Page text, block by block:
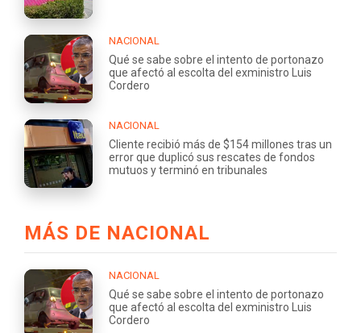
NACIONAL
Qué se sabe sobre el intento de portonazo
que afectó al escolta del exministro Luis
Cordero
NACIONAL
Cliente recibió más de $154 millones tras un
error que duplicó sus rescates de fondos
mutuos y terminó en tribunales
MÁS DE NACIONAL
NACIONAL
Qué se sabe sobre el intento de portonazo
que afectó al escolta del exministro Luis
Cordero